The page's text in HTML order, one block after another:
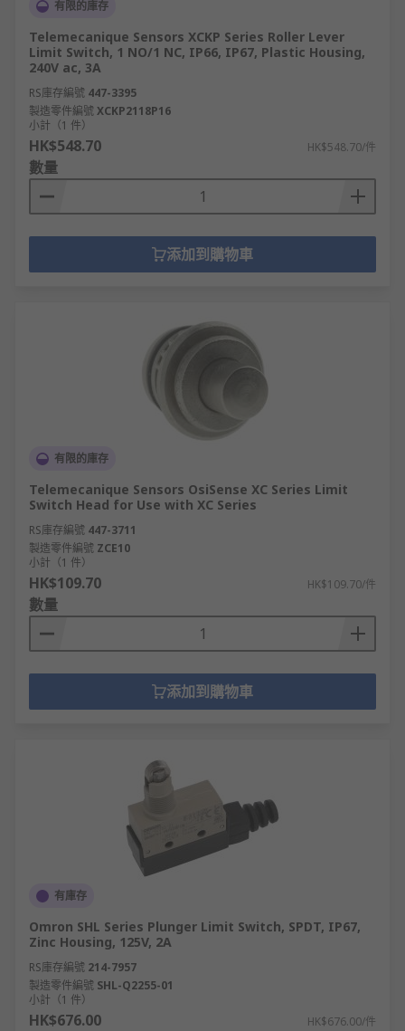
有限的庫存
Telemecanique Sensors XCKP Series Roller Lever
Limit Switch, 1 NO/1 NC, IP66, IP67, Plastic Housing,
240V ac, 3A
RS庫存編號 447-3395
製造零件編號XCKP2118P16
小計（1 件）
HK$548.70 HK$548.70/件
數量
添加到購物車
有限的庫存
Telemecanique Sensors OsiSense XC Series Limit
Switch Head for Use with XC Series
RS庫存編號 447-3711
製造零件編號 ZCE10
小計（1 件）
HK$109.70 HK$109.70/件
數量
添加到購物車
有庫存
Omron SHL Series Plunger Limit Switch, SPDT, IP67,
Zinc Housing, 125V, 2A
RS庫存編號 214-7957
製造零件編號 SHL-Q2255-01
小計（1 件）
HK$676.00 HK$676.00/件